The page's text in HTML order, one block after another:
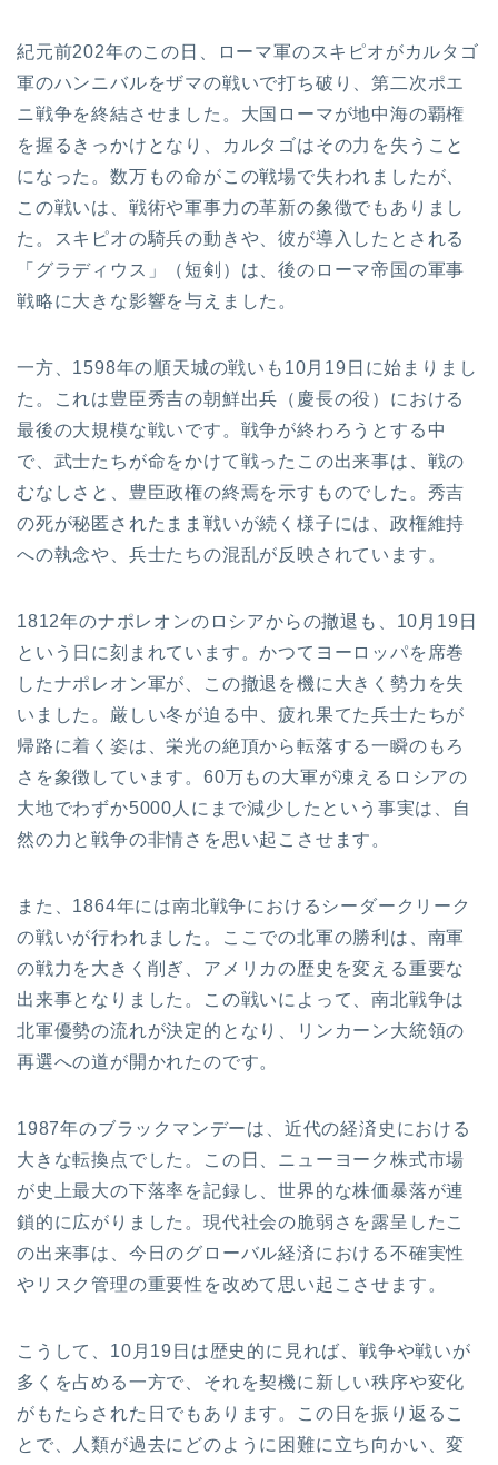
紀元前202年のこの日、ローマ軍のスキピオがカルタゴ
軍のハンニバルをザマの戦いで打ち破り、第二次ポエ
ニ戦争を終結させました。大国ローマが地中海の覇権
を握るきっかけとなり、カルタゴはその力を失うこと
になった。数万もの命がこの戦場で失われましたが、
この戦いは、戦術や軍事力の革新の象徴でもありまし
た。スキピオの騎兵の動きや、彼が導入したとされる
「グラディウス」（短剣）は、後のローマ帝国の軍事
戦略に大きな影響を与えました。
一方、1598年の順天城の戦いも10月19日に始まりまし
た。これは豊臣秀吉の朝鮮出兵（慶長の役）における
最後の大規模な戦いです。戦争が終わろうとする中
で、武士たちが命をかけて戦ったこの出来事は、戦の
むなしさと、豊臣政権の終焉を示すものでした。秀吉
の死が秘匿されたまま戦いが続く様子には、政権維持
への執念や、兵士たちの混乱が反映されています。
1812年のナポレオンのロシアからの撤退も、10月19日
という日に刻まれています。かつてヨーロッパを席巻
したナポレオン軍が、この撤退を機に大きく勢力を失
いました。厳しい冬が迫る中、疲れ果てた兵士たちが
帰路に着く姿は、栄光の絶頂から転落する一瞬のもろ
さを象徴しています。60万もの大軍が凍えるロシアの
大地でわずか5000人にまで減少したという事実は、自
然の力と戦争の非情さを思い起こさせます。
また、1864年には南北戦争におけるシーダークリーク
の戦いが行われました。ここでの北軍の勝利は、南軍
の戦力を大きく削ぎ、アメリカの歴史を変える重要な
出来事となりました。この戦いによって、南北戦争は
北軍優勢の流れが決定的となり、リンカーン大統領の
再選への道が開かれたのです。
1987年のブラックマンデーは、近代の経済史における
大きな転換点でした。この日、ニューヨーク株式市場
が史上最大の下落率を記録し、世界的な株価暴落が連
鎖的に広がりました。現代社会の脆弱さを露呈したこ
の出来事は、今日のグローバル経済における不確実性
やリスク管理の重要性を改めて思い起こさせます。
こうして、10月19日は歴史的に見れば、戦争や戦いが
多くを占める一方で、それを契機に新しい秩序や変化
がもたらされた日でもあります。この日を振り返るこ
とで、人類が過去にどのように困難に立ち向かい、変